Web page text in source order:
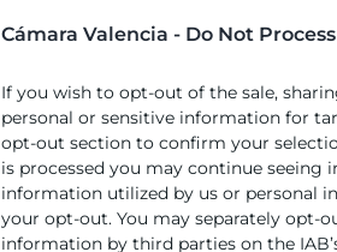
Cámara Valencia - Do Not
If you wish to opt-out of the sale,
personal or sensitive information for
opt-out section to confirm your
is processed you may continue seeing
information utilized by us or personal
your opt-out. You may separately opt-
information by third parties on the